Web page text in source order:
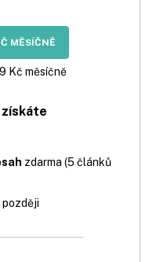
MĚSÍČNĚ
Kč měsíčně
zdarma (5 článků
později